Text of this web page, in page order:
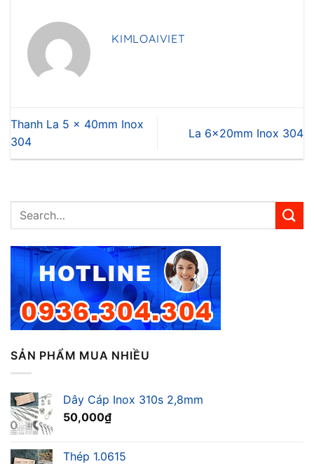
KIMLOAIVIET
Thanh La 5 x 40mm Inox
304
La 6x20mm Inox 304
SẢN PHẨM MUA NHIỀU
Dây Cáp Inox 310s 2,8mm
50,000₫
Thép 1.0615